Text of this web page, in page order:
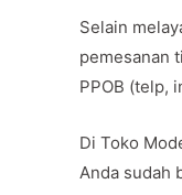
Selain
pemesanan
PPOB (telp,
Di Toko
Anda sudah